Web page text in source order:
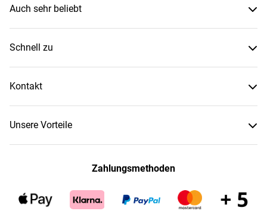
Auch sehr beliebt
Schnell zu
Kontakt
Unsere Vorteile
Zahlungsmethoden